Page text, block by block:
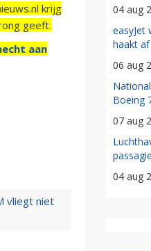
krijg
geeft.
aan
vliegt niet
04 aug
easyJet
haakt af
06 aug
Boeing
07 aug
04 aug